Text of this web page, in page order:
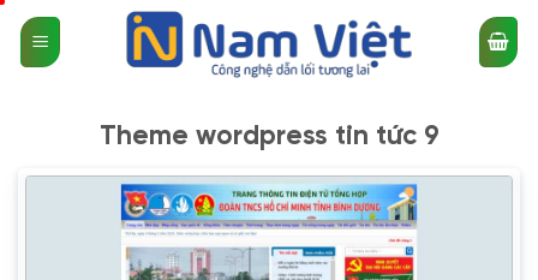
qua
nội
Theme wordpress tin tức 9